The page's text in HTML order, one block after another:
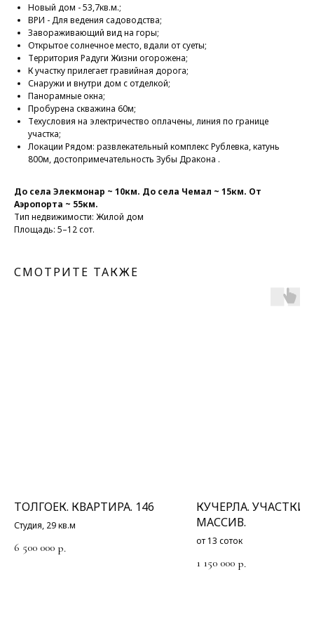
Новый дом - 53,7кв.м.;
ВРИ - Для ведения садоводства;
Завораживающий вид на горы;
Открытое солнечное место, вдали от суеты;
Территория Радуги Жизни огорожена;
К участку прилегает гравийная дорога;
Снаружи и внутри дом с отделкой;
Панорамные окна;
Пробурена скважина 60м;
Техусловия на электричество оплачены, линия по границе
участка;
Локации Рядом: развлекательный комплекс Рублевка, катунь
800м, достопримечательность Зубы Дракона .
До села Элекмонар ~ 10км. До села Чемал ~ 15км. От
Аэропорта ~ 55км.
Тип недвижимости: Жилой дом
Площадь: 5–12 сот.
СМОТРИТЕ ТАКЖЕ
ТОЛГОЕК. КВАРТИРА. 146
Студия, 29 кв.м
6 500 000 р.
КУЧЕРЛА. УЧАСТКИ.
МАССИВ.
от 13 соток
1 150 000 р.